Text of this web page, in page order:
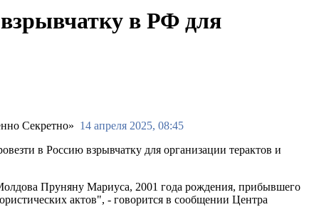
в РФ для
14 апреля 2025, 08:45
в Россию взрывчатку для организации терактов и
Пруняну Мариуса, 2001 года рождения, прибывшего
актов", - говорится в сообщении Центра